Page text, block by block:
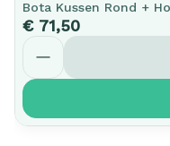
Bota Kussen Rond +
€ 71,50
Aantal